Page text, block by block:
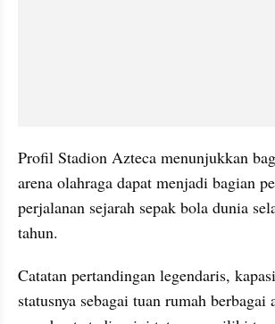
Profil Stadion Azteca menunjukkan
arena olahraga dapat menjadi bagian
perjalanan sejarah sepak bola dunia
tahun.
Catatan pertandingan legendaris,
statusnya sebagai tuan rumah berbagai